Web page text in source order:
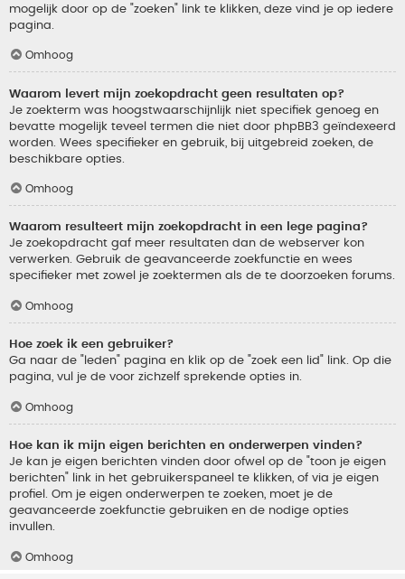
mogelijk door op de "zoeken" link te klikken, deze vind je op iedere
pagina.
Omhoog
Waarom levert mijn zoekopdracht geen resultaten op?
Je zoekterm was hoogstwaarschijnlijk niet specifiek genoeg en
bevatte mogelijk teveel termen die niet door phpBB3 geïndexeerd
worden. Wees specifieker en gebruik, bij uitgebreid zoeken, de
beschikbare opties.
Omhoog
Waarom resulteert mijn zoekopdracht in een lege pagina?
Je zoekopdracht gaf meer resultaten dan de webserver kon
verwerken. Gebruik de geavanceerde zoekfunctie en wees
specifieker met zowel je zoektermen als de te doorzoeken forums.
Omhoog
Hoe zoek ik een gebruiker?
Ga naar de "leden" pagina en klik op de "zoek een lid" link. Op die
pagina, vul je de voor zichzelf sprekende opties in.
Omhoog
Hoe kan ik mijn eigen berichten en onderwerpen vinden?
Je kan je eigen berichten vinden door ofwel op de "toon je eigen
berichten" link in het gebruikerspaneel te klikken, of via je eigen
profiel. Om je eigen onderwerpen te zoeken, moet je de
geavanceerde zoekfunctie gebruiken en de nodige opties
invullen.
Omhoog